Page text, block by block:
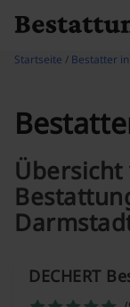
Startseite / Bestatter
Übersicht
DECHERT